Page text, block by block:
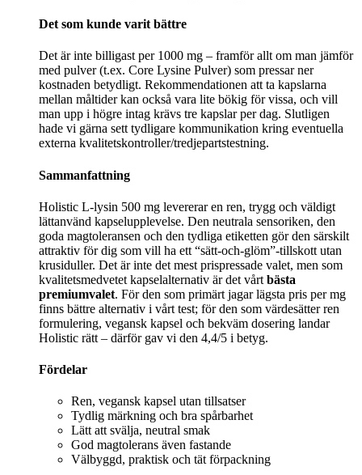
Det som kunde varit bättre
Det är inte billigast per 1000 mg – framför allt om man jämför
med pulver (t.ex. Core Lysine Pulver) som pressar ner
kostnaden betydligt. Rekommendationen att ta kapslarna
mellan måltider kan också vara lite bökig för vissa, och vill
man upp i högre intag krävs tre kapslar per dag. Slutligen
hade vi gärna sett tydligare kommunikation kring eventuella
externa kvalitetskontroller/tredjepartstestning.
Sammanfattning
Holistic L‑lysin 500 mg levererar en ren, trygg och väldigt
lättanvänd kapselupplevelse. Den neutrala sensoriken, den
goda magtoleransen och den tydliga etiketten gör den särskilt
attraktiv för dig som vill ha ett “sätt‑och‑glöm”‑tillskott utan
krusiduller. Det är inte det mest prispressade valet, men som
kvalitetsmedvetet kapselalternativ är det vårt bästa
premiumvalet. För den som primärt jagar lägsta pris per mg
finns bättre alternativ i vårt test; för den som värdesätter ren
formulering, vegansk kapsel och bekväm dosering landar
Holistic rätt – därför gav vi den 4,4/5 i betyg.
Fördelar
Ren, vegansk kapsel utan tillsatser
Tydlig märkning och bra spårbarhet
Lätt att svälja, neutral smak
God magtolerans även fastande
Välbyggd, praktisk och tät förpackning